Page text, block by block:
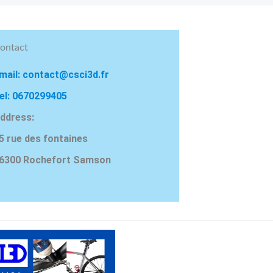
contact@csci3d.fr
0670299405
rue des fontaines
Rochefort Samson